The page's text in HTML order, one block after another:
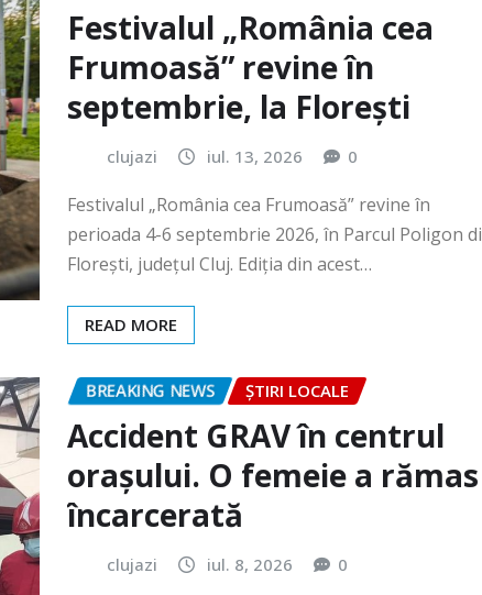
septembrie, la Florești
clujazi iul. 13, 2026 0
Festivalul „România cea Frumoasă” revine în
perioada 4-6 septembrie 2026, în Parcul Poligon din
Floreşti, județul Cluj. Ediția din acest…
READ MORE
BREAKING NEWS
Accident GRAV în centrul
orașului. O femeie a rămas
încarcerată
clujazi iul. 8, 2026 0
*Intervenție la un accident rutier petrecut pe
Bulevardul 21 Decembrie 1989* Pompierii
Detașamentului 1 Cluj-Napoca au intervenit, în